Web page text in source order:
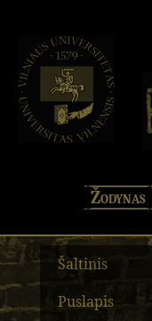
Žodynas
Šaltinis
Puslapis